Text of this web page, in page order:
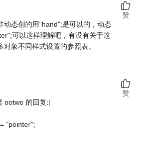
动态创的用"hand";是可以的，动态
可以这样理解吧，有没有关于这
对象不同样式设置的参照表。
赞
ootwo 的回复:]
"pointer";
赞